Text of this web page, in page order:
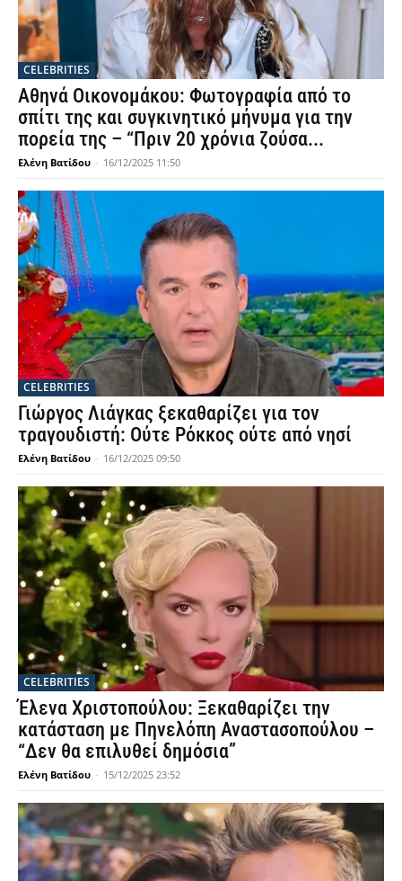
CELEBRITIES
Αθηνά Οικονομάκου: Φωτογραφία από το
σπίτι της και συγκινητικό μήνυμα για την
πορεία της – “Πριν 20 χρόνια ζούσα...
Ελένη Βατίδου - 16/12/2025 11:50
CELEBRITIES
Γιώργος Λιάγκας ξεκαθαρίζει για τον
τραγουδιστή: Ούτε Ρόκκος ούτε από νησί
Ελένη Βατίδου - 16/12/2025 09:50
CELEBRITIES
Έλενα Χριστοπούλου: Ξεκαθαρίζει την
κατάσταση με Πηνελόπη Αναστασοπούλου –
“Δεν θα επιλυθεί δημόσια”
Ελένη Βατίδου - 15/12/2025 23:52